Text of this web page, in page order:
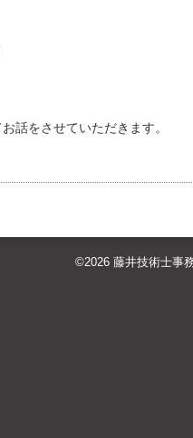
話をさせていただきます。
©2026 藤井技術士